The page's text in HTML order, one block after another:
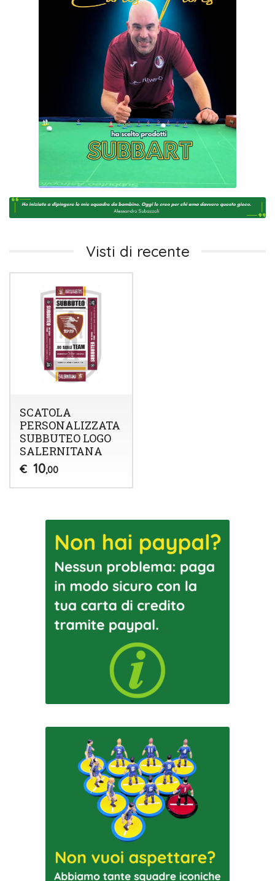
Visti di recente
SCATOLA
PERSONALIZZATA
SUBBUTEO LOGO
SALERNITANA
€ 10,00